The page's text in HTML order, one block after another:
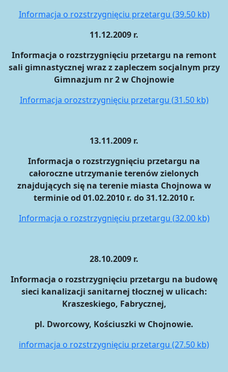
Informacja o rozstrzygnięciu przetargu (39.50 kb)
11.12.2009 r.
Informacja o rozstrzygnięciu przetargu na remont
sali gimnastycznej wraz z zapleczem socjalnym przy
Gimnazjum nr 2 w Chojnowie
Informacja orozstrzygnięciu przetargu (31.50 kb)
13.11.2009 r.
Informacja o rozstrzygnięciu przetargu na
całoroczne utrzymanie terenów zielonych
znajdujących się na terenie miasta Chojnowa w
terminie od 01.02.2010 r. do 31.12.2010 r.
Informacja o rozstrzygnięciu przetargu (32.00 kb)
28.10.2009 r.
Informacja o rozstrzygnięciu przetargu na budowę
sieci kanalizacji sanitarnej tłocznej w ulicach:
Kraszeskiego, Fabrycznej,
pl. Dworcowy, Kościuszki w Chojnowie.
informacja o rozstrzygnięciu przetargu (27.50 kb)